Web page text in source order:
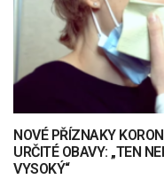
NOVÉ PŘÍZNAKY
URČITÉ OBAVY: „TEN
VYSOKÝ“